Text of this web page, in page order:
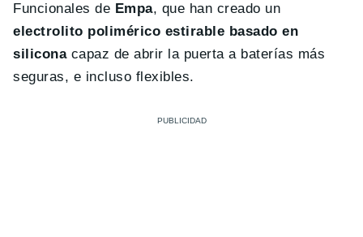
Funcionales de Empa, que han creado un
electrolito polimérico estirable basado en
siliconacapaz de abrir la puerta a baterías más
seguras, e incluso flexibles.